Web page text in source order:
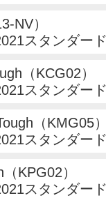
NV）
スタンダード
（KCG02）
スタンダード
（KMG05）
スタンダード
KPG02）
スタンダード